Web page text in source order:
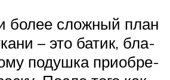
более слож­ный план
– это батик, бла­
подушка при­об­ре­